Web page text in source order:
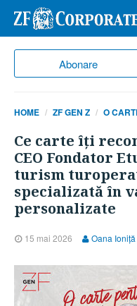
Abonare
HOME ZF GEN Z O
Ce carte îţi
CEO Fondator
turism
specializată în
personalizate
15 mai 2026 Oana Ioniţă